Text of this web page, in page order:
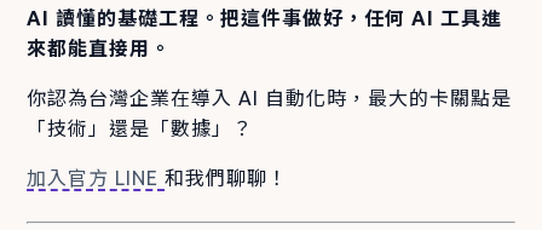
AI 讀懂的基礎工程。把這件事做好，任何 AI 工具進
來都能直接用。
你認為台灣企業在導入 AI 自動化時，最大的卡關點是
「技術」還是「數據」？
加入官方 LINE和我們聊聊！